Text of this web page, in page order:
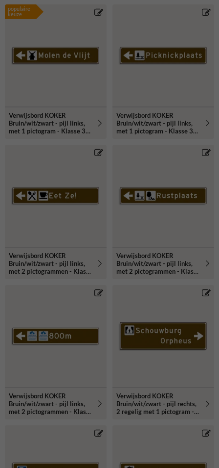
populaire
keuze
Verwijsbord KOKER
Bruin/wit/zwart - pijl links,
met 1 pictogram - Klasse 3
Verwijsbord KOKER
Bruin/wit/zwart - pijl links,
met 1 pictogram - Klasse 3
Verwijsbord KOKER
Bruin/wit/zwart - pijl links,
met 2 pictogrammen - Klasse
Verwijsbord KOKER
Bruin/wit/zwart - pijl links,
met 2 pictogrammen - Klasse
Verwijsbord KOKER
Bruin/wit/zwart - pijl links,
met 2 pictogrammen - Klasse
Verwijsbord KOKER
Bruin/wit/zwart - pijl rechts,
2 regelig met 1 pictogram -